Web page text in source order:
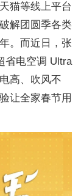
猫等线上平台
解团圆季各类
。而近日，张
电空调 Ultra
高、吹风不
让全家春节用